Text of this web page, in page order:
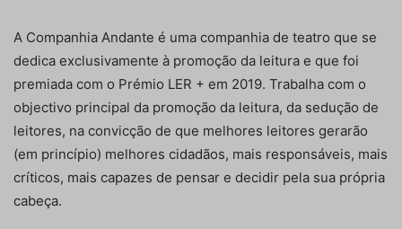
A Companhia Andante é uma companhia de teatro que se
dedica exclusivamente à promoção da leitura e que foi
premiada com o Prémio LER + em 2019. Trabalha com o
objectivo principal da promoção da leitura, da sedução de
leitores, na convicção de que melhores leitores gerarão
(em princípio) melhores cidadãos, mais responsáveis, mais
críticos, mais capazes de pensar e decidir pela sua própria
cabeça.